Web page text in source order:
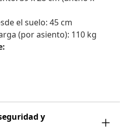
el suelo: 45 cm
(por asiento): 110 kg
y